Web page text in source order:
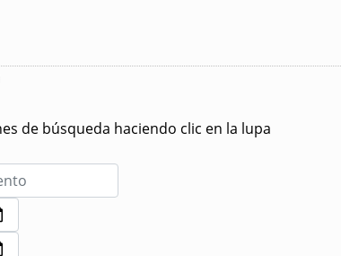
de búsqueda haciendo clic en la lupa